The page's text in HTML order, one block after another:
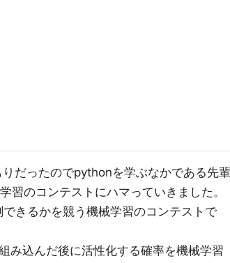
だったのでpythonを学ぶなかである先輩
のコンテストにハマっていきました。
きるかを競う機械学習のコンテストで
み込んだ後に活性化する確率を機械学習